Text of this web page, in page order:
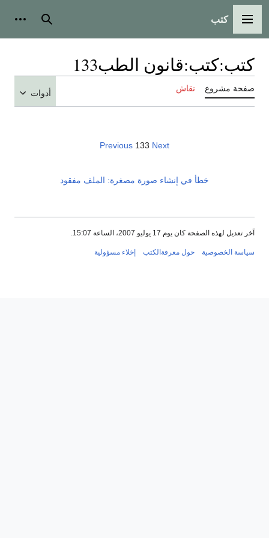
القائمة الرئيسية
كتب بحث
كتب:كتب:قانون الطب133
صفحة مشروع نقاش أدوات
Previous 133 Next
خطأ في إنشاء صورة مصغرة: الملف مفقود
آخر تعديل لهذه الصفحة كان يوم 17 يوليو 2007، الساعة 15:07.
سياسة الخصوصية حول معرفةالكتب إخلاء مسؤولية